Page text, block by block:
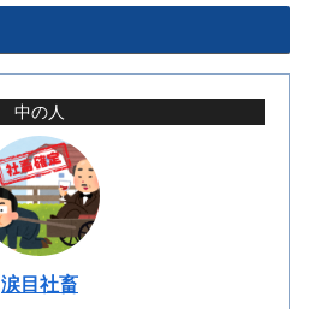
中の人
涙目社畜